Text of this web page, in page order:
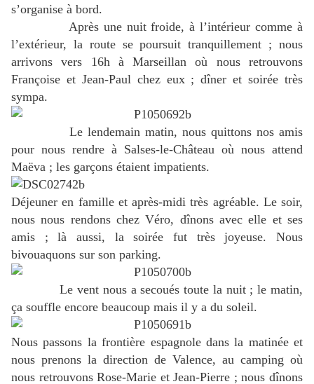
s’organise à bord.
Après une nuit froide, à l’intérieur comme à
l’extérieur, la route se poursuit tranquillement ; nous
arrivons vers 16h à Marseillan où nous retrouvons
Françoise et Jean-Paul chez eux ; dîner et soirée très
sympa.
Le lendemain matin, nous quittons nos amis
pour nous rendre à Salses-le-Château où nous attend
Maëva ; les garçons étaient impatients.
Déjeuner en famille et après-midi très agréable. Le soir,
nous nous rendons chez Véro, dînons avec elle et ses
amis ; là aussi, la soirée fut très joyeuse. Nous
bivouaquons sur son parking.
Le vent nous a secoués toute la nuit ; le matin,
ça souffle encore beaucoup mais il y a du soleil.
Nous passons la frontière espagnole dans la matinée et
nous prenons la direction de Valence, au camping où
nous retrouvons Rose-Marie et Jean-Pierre ; nous dînons